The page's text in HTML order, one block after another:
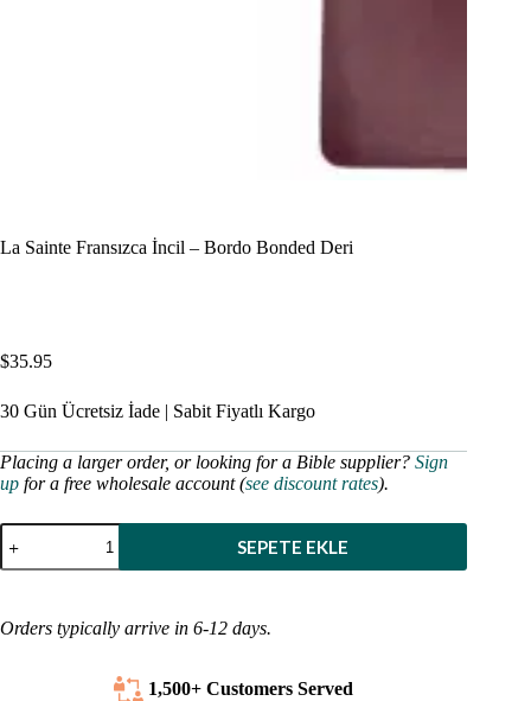
La Sainte Fransızca İncil – Bordo Bonded Deri
$35.95
30 Gün Ücretsiz İade | Sabit Fiyatlı Kargo
Placing a larger order, or looking for a Bible supplier? Sign
up for a free wholesale account (see discount rates).
La
Sainte
Fransızca
Bordo
SEPETE EKLE
Orders typically arrive in 6-12 days.
1,500+ Customers Served